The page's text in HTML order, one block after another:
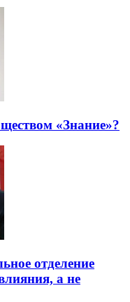
«Знание»?
отделение
а не